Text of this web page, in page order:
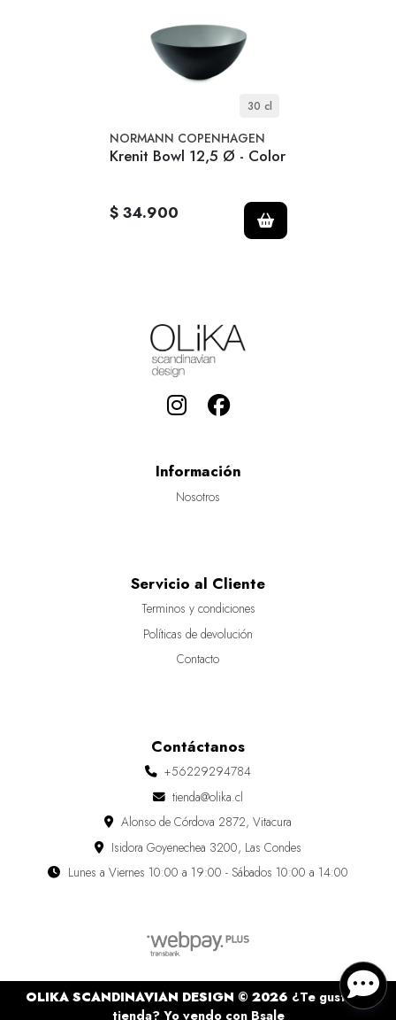
30 cl
NORMANN COPENHAGEN
Krenit Bowl 12,5 Ø - Color
$ 34.900
Información
Nosotros
Servicio al Cliente
Terminos y condiciones
Políticas de devolución
Contacto
Contáctanos
+56229294784
tienda@olika.cl
Alonso de Córdova 2872, Vitacura
Isidora Goyenechea 3200, Las Condes
Lunes a Viernes 10:00 a 19:00 - Sábados 10:00 a 14:00
OLIKA SCANDINAVIAN DESIGN © 2026 ¿Te gusta mi
tienda? Yo vendo con Bsale